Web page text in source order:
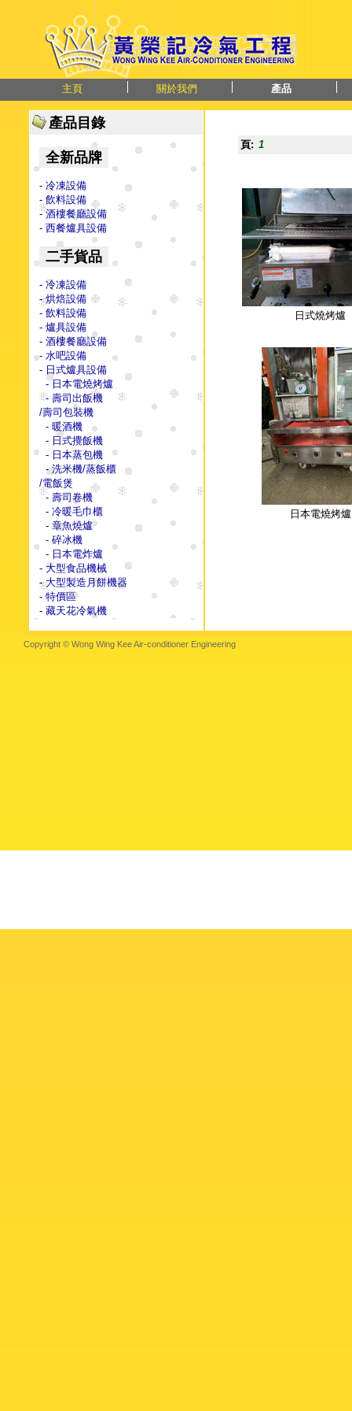
主頁 關於我們 產品
產品目錄
全新品牌
- 冷凍設備
- 飲料設備
- 酒樓餐廳設備
- 西餐爐具設備
二手貨品
- 冷凍設備
- 烘焙設備
- 飲料設備
- 爐具設備
- 酒樓餐廳設備
- 水吧設備
- 日式爐具設備
- 日本電燒烤爐
- 壽司出飯機
/壽司包裝機
- 暖酒機
- 日式攪飯機
- 日本蒸包機
- 洗米機/蒸飯櫃
/電飯煲
- 壽司卷機
- 冷暖毛巾櫃
- 章魚燒爐
- 碎冰機
- 日本電炸爐
- 大型食品機械
- 大型製造月餅機器
- 特價區
- 藏天花冷氣機
頁: 1
日式燒烤爐
日本電燒烤爐
Copyright © Wong Wing Kee Air-conditioner Engineering